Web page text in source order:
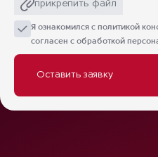
прикрепить файл
Я ознакомился с политикой
согласен с обработкой